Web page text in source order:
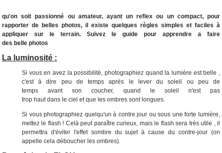
qu'on soit passionné ou amateur, ayant un reflex ou un compact, pour
rapporter de belles photos, il existe quelques règles simples et faciles à
appliquer sur le terrain. Suivez le guide pour apprendre a faire
des belle photos
La luminosité :
Si vousen avez la possibilité, photographiez quand lalumière est belle
c'est àdire peu detemps après le leverdu soleil ou peu de
temps avant son coucher, quand le soleil n'est pas
trop haut dans le ciel et que les ombres sont longues
Si vous photographiez quelqu'un à contrejour ousous uneforte lumière,
mettez le flash ! Celà peut paraître curieux, mais le flashsera très utile , il
permettra d'éviter l'effet sombre du sujet àcause du contre-jour (on
appelle cela déboucher les ombres).